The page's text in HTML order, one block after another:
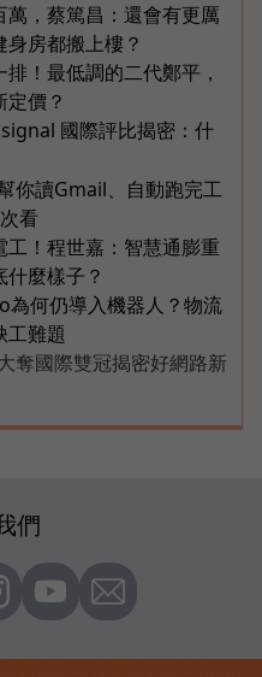
，蔡篤昌：還會有更厲
房都搬上樓？
！最低調的二代鄭平，
價？
國際評比揭密：什
你讀Gmail、自動跑完工
看
！程世嘉：智慧通膨重
麼樣子？
何仍導入機器人？物流
工難題
奪國際雙冠揭密好網路新
們